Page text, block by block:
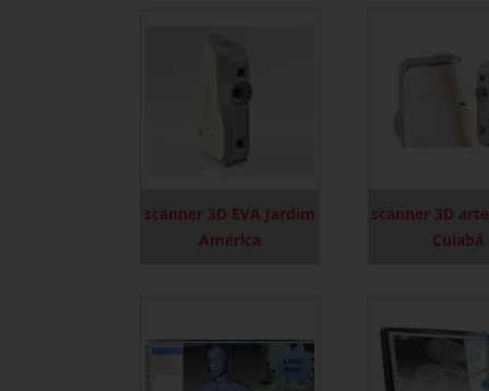
scanner 3D EVA Jardim
América
scanner 3D
Cuiabá